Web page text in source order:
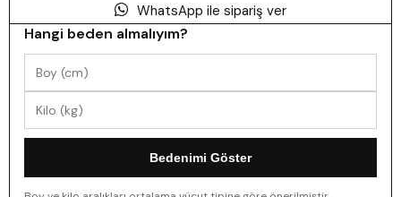
WhatsApp ile sipariş ver
Hangi beden almalıyım?
Bedenimi Göster